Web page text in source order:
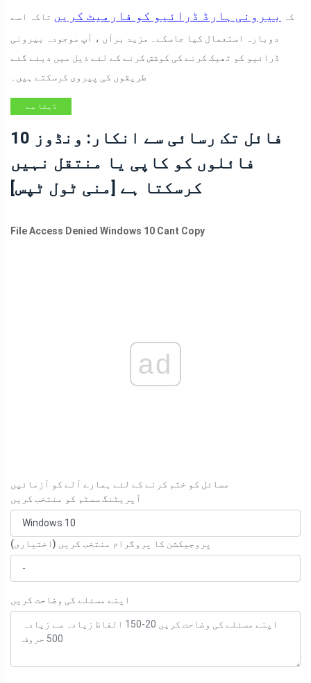
کہ بیرونی ہارڈ ڈرائیو کو فارمیٹ کریں تاکہ اسے
دوبارہ استعمال کیا جاسکے۔ مزید برآں ، آپ موجودہ بیرونی
ڈرائیو کو ٹھیک کرنے کی کوشش کرنے کے لئے ذیل میں دیئے گئے
طریقوں کی پیروی کرسکتے ہیں۔
ڈیٹا سے
نکات
فائل تک رسائی سے انکار: ونڈوز 10
فائلوں کو کاپی یا منتقل نہیں
کرسکتا ہے [منی ٹول ٹپس]
File Access Denied Windows 10 Cant Copy
ad
مسائل کو ختم کرنے کے لئے ہمارے آلے کو آزمائیں
آپریٹنگ سسٹم کو منتخب کریں
پروجیکشن کا پروگرام منتخب کریں (اختیاری)
اپنے مسئلے کی وضاحت کریں